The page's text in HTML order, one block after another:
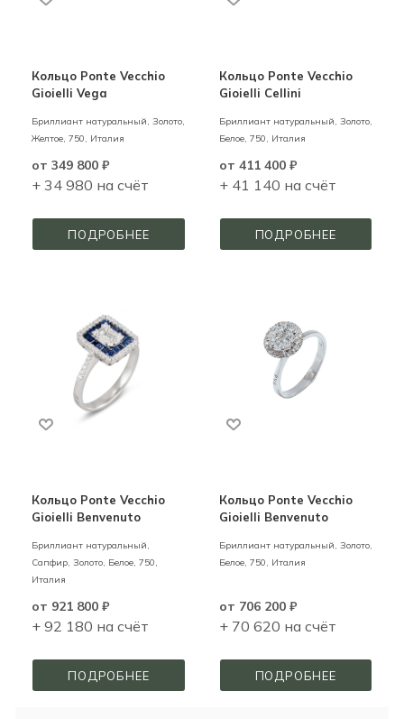
Кольцо Ponte Vecchio
Gioielli Vega
Бриллиант натуральный, Золото,
Желтое, 750, Италия
от 349 800 ₽
+ 34 980 на счёт
ПОДРОБНЕЕ
Кольцо Ponte Vecchio
Gioielli Cellini
Бриллиант натуральный, Золото,
Белое, 750, Италия
от 411 400 ₽
+ 41 140 на счёт
ПОДРОБНЕЕ
Кольцо Ponte Vecchio
Gioielli Benvenuto
Бриллиант натуральный,
Сапфир, Золото, Белое, 750,
Италия
от 921 800 ₽
+ 92 180 на счёт
ПОДРОБНЕЕ
Кольцо Ponte Vecchio
Gioielli Benvenuto
Бриллиант натуральный, Золото,
Белое, 750, Италия
от 706 200 ₽
+ 70 620 на счёт
ПОДРОБНЕЕ